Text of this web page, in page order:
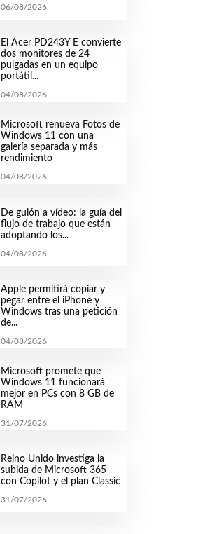
06/08/2026
El Acer PD243Y E convierte
dos monitores de 24
pulgadas en un equipo
portátil...
04/08/2026
Microsoft renueva Fotos de
Windows 11 con una
galería separada y más
rendimiento
04/08/2026
De guión a vídeo: la guía del
flujo de trabajo que están
adoptando los...
04/08/2026
Apple permitirá copiar y
pegar entre el iPhone y
Windows tras una petición
de...
04/08/2026
Microsoft promete que
Windows 11 funcionará
mejor en PCs con 8 GB de
RAM
31/07/2026
Reino Unido investiga la
subida de Microsoft 365
con Copilot y el plan Classic
31/07/2026